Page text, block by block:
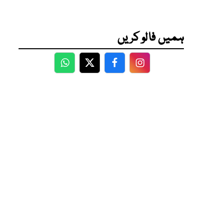
ہمیں فالو کریں
WhatsApp
TwitterFacebookFacebook